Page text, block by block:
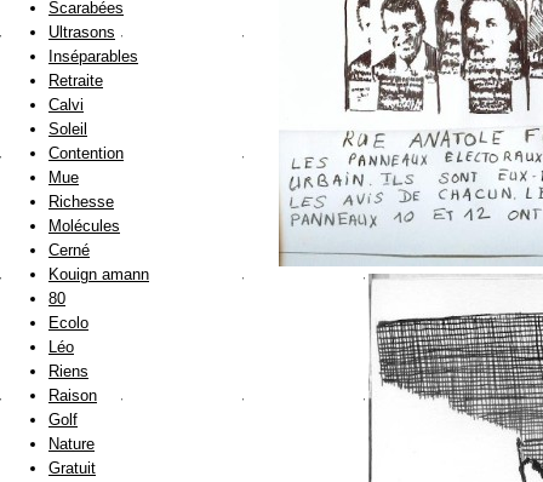
Scarabées
Ultrasons
Inséparables
Retraite
Calvi
Soleil
Contention
Mue
Richesse
Molécules
Cerné
Kouign amann
80
Ecolo
Léo
Riens
Raison
Golf
Nature
Gratuit